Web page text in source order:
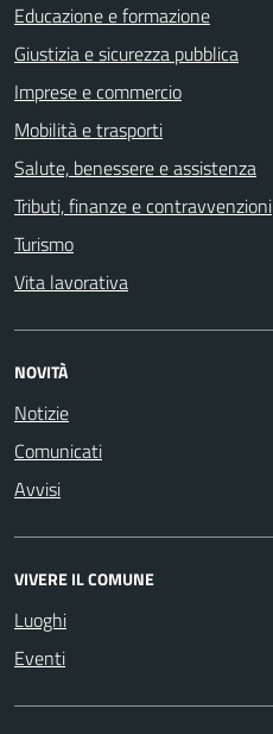
Educazione e formazione
Giustizia e sicurezza pubblica
Imprese e commercio
Mobilità e trasporti
Salute, benessere e assistenza
Tributi, finanze e contravvenzioni
Turismo
Vita lavorativa
NOVITÀ
Notizie
Comunicati
Avvisi
VIVERE IL COMUNE
Luoghi
Eventi